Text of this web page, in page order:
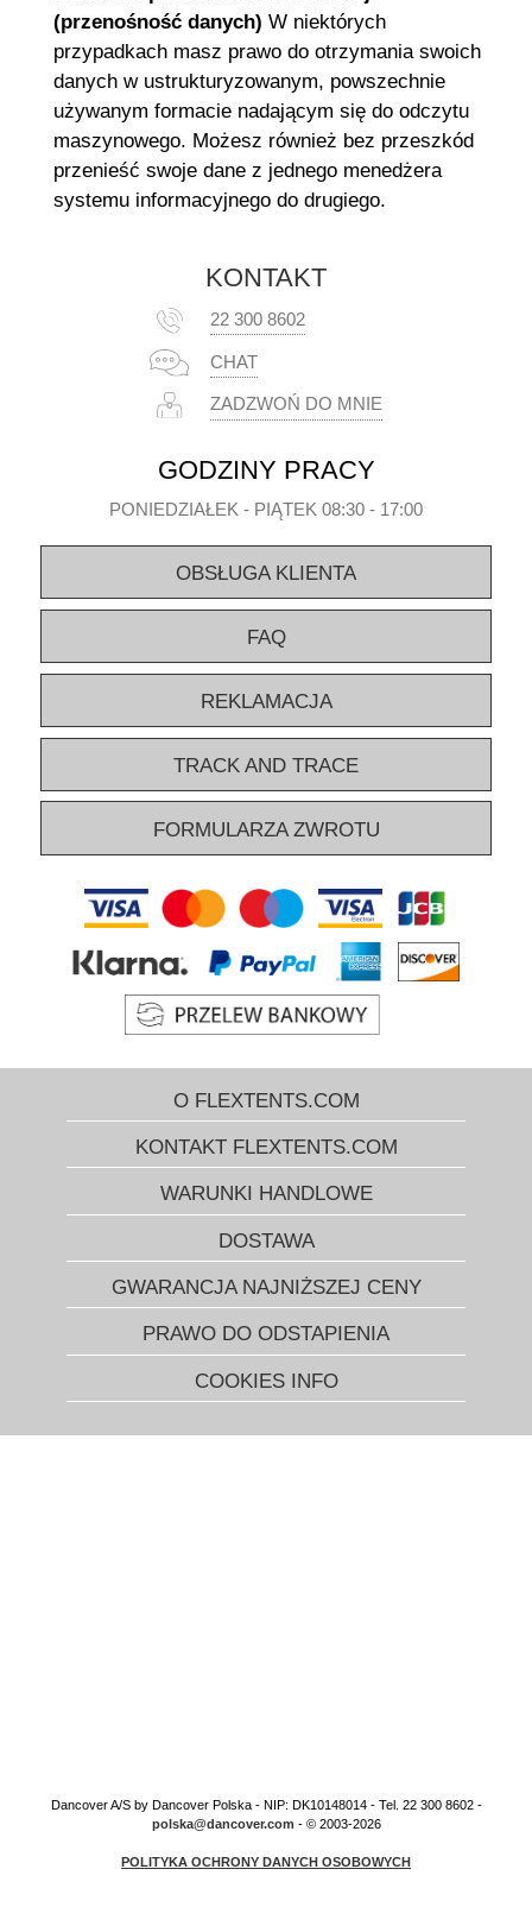
(przenośność danych) W niektórych
przypadkach masz prawo do otrzymania swoich
danych w ustrukturyzowanym, powszechnie
używanym formacie nadającym się do odczytu
maszynowego. Możesz również bez przeszkód
przenieść swoje dane z jednego menedżera
systemu informacyjnego do drugiego.
KONTAKT
22 300 8602
CHAT
ZADZWOŃ DO MNIE
GODZINY PRACY
PONIEDZIAŁEK - PIĄTEK 08:30 - 17:00
OBSŁUGA KLIENTA
FAQ
REKLAMACJA
TRACK AND TRACE
FORMULARZA ZWROTU
O FLEXTENTS.COM
KONTAKT FLEXTENTS.COM
WARUNKI HANDLOWE
DOSTAWA
GWARANCJA NAJNIŻSZEJ CENY
PRAWO DO ODSTAPIENIA
COOKIES INFO
Dancover A/S by Dancover Polska - NIP: DK10148014 - Tel. 22 300 8602 -
polska@dancover.com - © 2003-2026
POLITYKA OCHRONY DANYCH OSOBOWYCH